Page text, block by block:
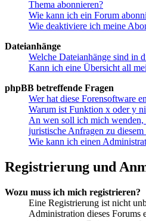
Thema abonnieren?
Wie kann ich ein Forum
Wie deaktiviere ich meine
Dateianhänge
Welche Dateianhänge sind in
Kann ich eine Übersicht all
phpBB betreffende Fragen
Wer hat diese Forensoftware
Warum ist Funktion x oder y
An wen soll ich mich wenden,
juristische Anfragen zu
Wie kann ich einen
Registrierung und
Wozu muss ich mich registrieren?
Eine Registrierung ist nicht
Administration dieses Forums